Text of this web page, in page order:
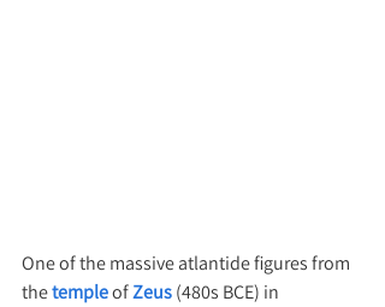
One of the massive atlantide figures from
the temple of Zeus (480s BCE) in